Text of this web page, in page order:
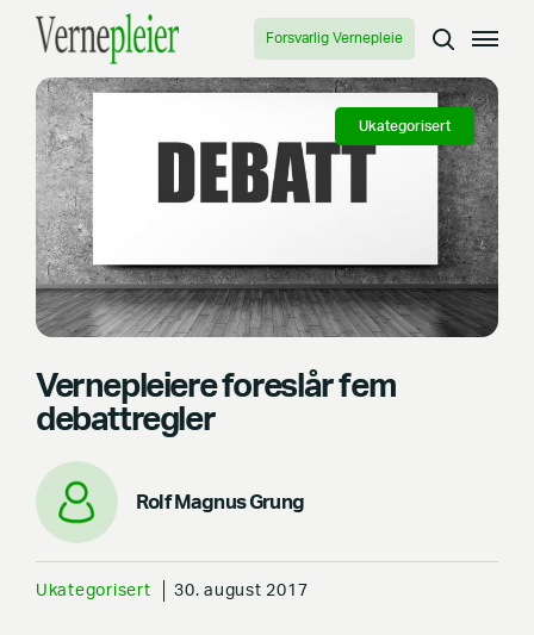
Forsvarlig Vernepleie
Ukategorisert
Vernepleiere foreslår fem
debattregler
Rolf Magnus Grung
Ukategorisert 30. august 2017